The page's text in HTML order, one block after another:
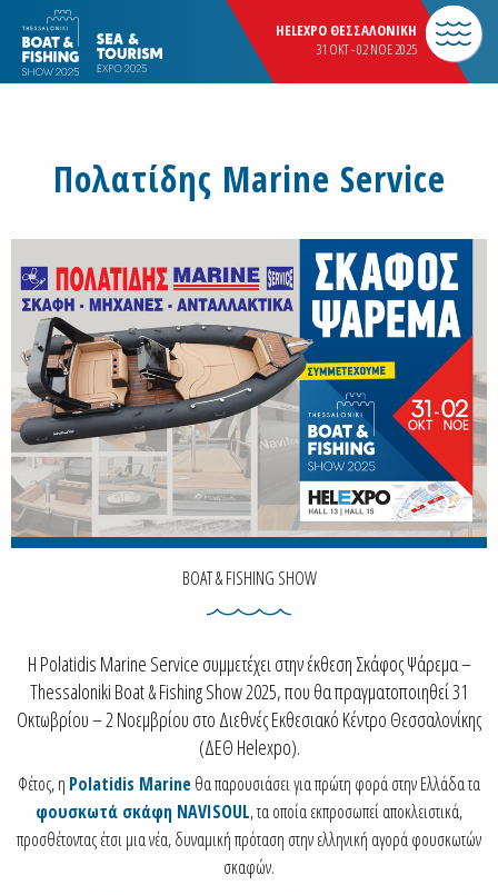
HELEXPO ΘΕΣΣΑΛΟΝΙΚΗ
31 OKT - 02 NOE 2025
Πολατίδης Marine Service
BOAT & FISHING SHOW
Η Polatidis Marine Service συμμετέχει στην έκθεση Σκάφος Ψάρεμα –
Thessaloniki Boat & Fishing Show 2025, που θα πραγματοποιηθεί 31
Οκτωβρίου – 2 Νοεμβρίου στο Διεθνές Εκθεσιακό Κέντρο Θεσσαλονίκης
(ΔΕΘ Helexpo).
Φέτος, η Polatidis Marineθα παρουσιάσει για πρώτη φορά στην Ελλάδα τα
φουσκωτά σκάφη NAVISOUL, τα οποία εκπροσωπεί αποκλειστικά,
προσθέτοντας έτσι μια νέα, δυναμική πρόταση στην ελληνική αγορά φουσκωτών
σκαφών.